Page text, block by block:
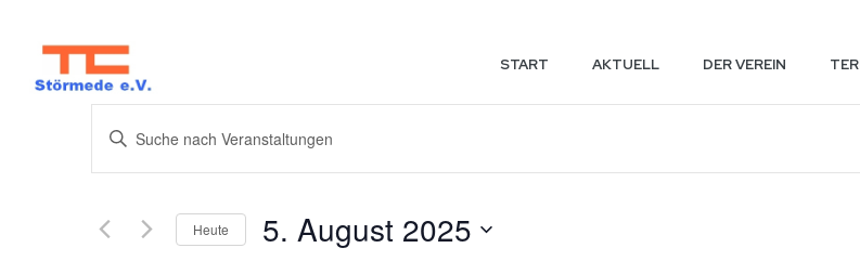
START AKTUELL DER VEREIN
Veranstaltungen
Suche
Bitte
Suche
Heute 5. August 2025